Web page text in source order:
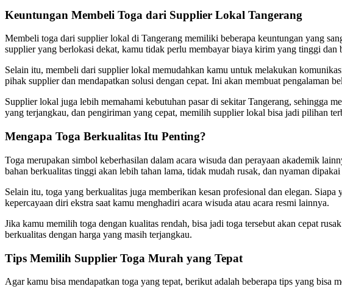
Keuntungan Membeli Toga dari Supplier Lokal Tangerang
Membeli toga dari supplier lokal di Tangerang memiliki beberapa keuntungan yang
supplier yang berlokasi dekat, kamu tidak perlu membayar biaya kirim yang tinggi dan
Selain itu, membeli dari supplier lokal memudahkan kamu untuk melakukan
pihak supplier dan mendapatkan solusi dengan cepat. Ini akan membuat pengalaman
Supplier lokal juga lebih memahami kebutuhan pasar di sekitar Tangerang, sehingga
yang terjangkau, dan pengiriman yang cepat, memilih supplier lokal bisa jadi pilihan
Mengapa Toga Berkualitas Itu Penting?
Toga merupakan simbol keberhasilan dalam acara wisuda dan perayaan akademik
bahan berkualitas tinggi akan lebih tahan lama, tidak mudah rusak, dan nyaman dipakai
Selain itu, toga yang berkualitas juga memberikan kesan profesional dan elegan.
kepercayaan diri ekstra saat kamu menghadiri acara wisuda atau acara resmi lainnya.
Jika kamu memilih toga dengan kualitas rendah, bisa jadi toga tersebut akan cepat
berkualitas dengan harga yang masih terjangkau.
Tips Memilih Supplier Toga Murah yang Tepat
Agar kamu bisa mendapatkan toga yang tepat, berikut adalah beberapa tips yang bisa